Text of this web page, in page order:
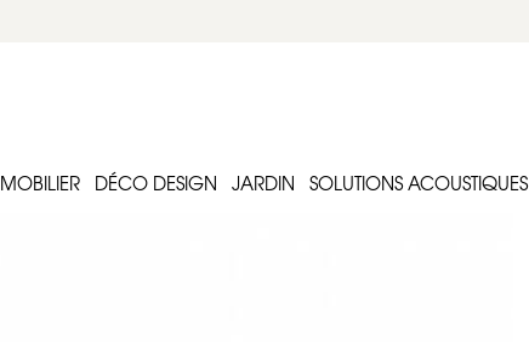
MOBILIER DÉCO DESIGN JARDIN SOLUTIONS ACOUSTIQUES